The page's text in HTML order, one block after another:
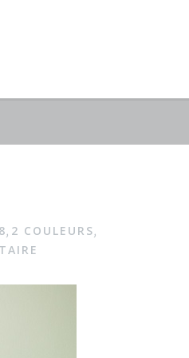
2 COULEURS